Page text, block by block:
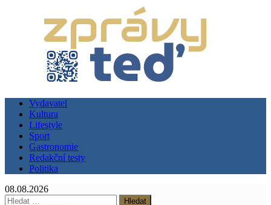
Vydavatel
Kultura
Lifestyle
Sport
Gastronomie
Redakční testy
Politika
08.08.2026
Vyhledávání